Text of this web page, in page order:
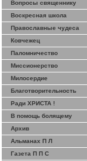
Вопросы священнику
Воскресная школа
Православные чудеса
Ковчежец
Паломничество
Миссионерство
Милосердие
Благотворительность
Ради ХРИСТА !
В помощь болящему
Архив
Альманах П Л
Газета П П С